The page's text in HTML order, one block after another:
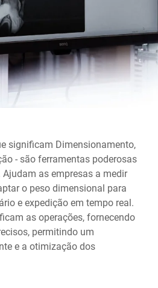
significam Dimensionamento,
- são ferramentas poderosas
as empresas a medir
o peso dimensional para
e expedição em tempo real.
as operações, fornecendo
permitindo um
e a otimização dos